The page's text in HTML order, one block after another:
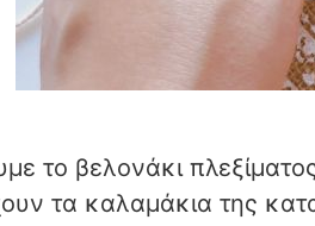
το βελονάκι
τα καλαμάκια της